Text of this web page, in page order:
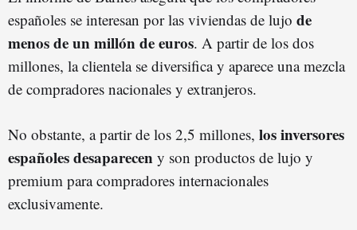
españoles se interesan por las viviendas de lujo de
menos de un millón de euros. A partir de los dos
millones, la clientela se diversifica y aparece una mezcla
de compradores nacionales y extranjeros.
No obstante, a partir de los 2,5 millones, los inversores
españoles desaparecen y son productos de lujo y
premium para compradores internacionales
exclusivamente.